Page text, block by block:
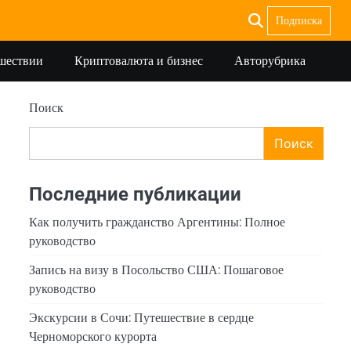
Подписка
Криптовалюта и бизнес Авторубрика
Поиск
Поиск
Последние публикации
Как получить гражданство Аргентины: Полное
руководство
Запись на визу в Посольство США: Пошаговое
руководство
Экскурсии в Сочи: Путешествие в сердце
Черноморского курорта